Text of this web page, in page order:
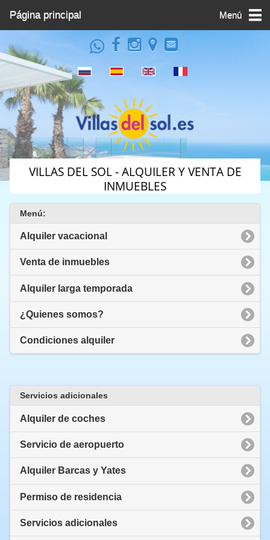
Página principal Menú
VILLAS DEL SOL - ALQUILER Y VENTA DE
INMUEBLES
Menú:
Alquiler vacacional
Venta de inmuebles
Alquiler larga temporada
¿Quienes somos?
Condiciones alquiler
Servicios adicionales
Alquiler de coches
Servicio de aeropuerto
Alquiler Barcas y Yates
Permiso de residencia
Servicios adicionales